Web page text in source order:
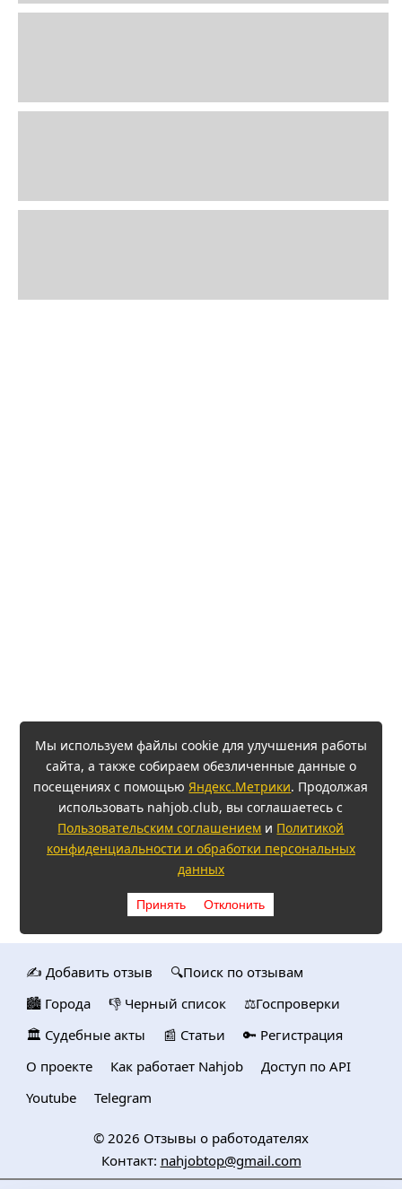
Мы используем файлы cookie для улучшения работы
сайта, а также собираем обезличенные данные о
посещениях с помощью Яндекс.Метрики. Продолжая
использовать nahjob.club, вы соглашаетесь с
Пользовательским соглашением и Политикой
конфиденциальности и обработки персональных
данных
Принять Отклонить
✍️ Добавить отзыв
🔍Поиск по отзывам
🏙️ Городa
👎 Черный список
⚖️Госпроверки
🏛️ Судебные акты
📰 Статьи
🔑 Регистрация
О проекте
Как работает Nahjob
Доступ по API
Youtube
Telegram
© 2026 Отзывы о работодателях
Контакт: nahjobtop@gmail.com